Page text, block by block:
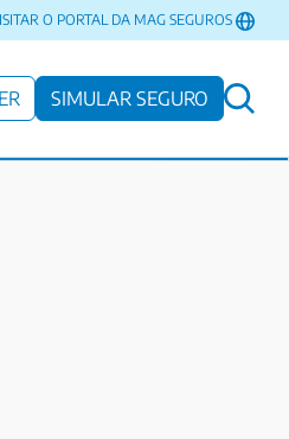
O PORTAL DA MAG SEGUROS
SIMULAR SEGURO